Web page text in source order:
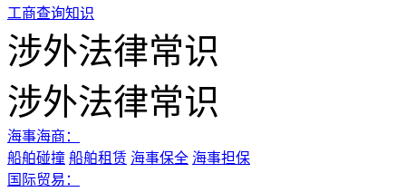
工商查询知识
涉外法律常识
涉外法律常识
海事海商：
船舶碰撞 船舶租赁 海事保全 海事担保
国际贸易：